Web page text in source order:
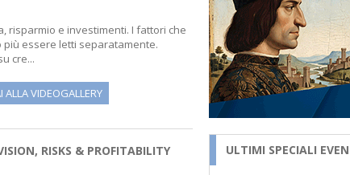
risparmio e investimenti. I fattori che
essere letti separatamente.
cre...
ALLA VIDEOGALLERY
RISKS & PROFITABILITY ULTIMI SPECIALI